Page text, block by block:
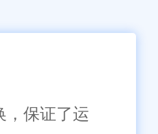
，保证了运